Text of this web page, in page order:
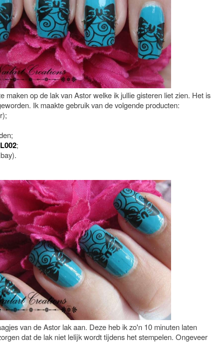
maken op de lak van Astor welke ik jullie gisteren liet zien. Het is
Ik maakte gebruik van de volgende producten:
;
van de Astor lak aan. Deze heb ik zo'n 10 minuten laten
dat de lak niet lelijk wordt tijdens het stempelen. Ongeveer